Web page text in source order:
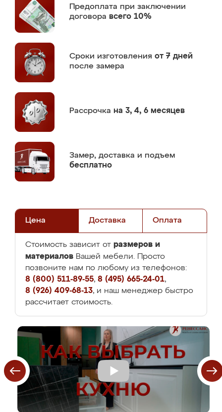
Предоплата при заключении
договора всего 10%
Сроки изготовления от 7 дней
после замера
Рассрочка на 3, 4, 6 месяцев
Замер, доставка и подъем
бесплатно
Цена Доставка Оплата
Стоимость зависит от размеров и
материалов Вашей мебели. Просто
позвоните нам по любому из телефонов:
8 (800) 511-89-55, 8 (495) 665-24-01,
8 (926) 409-68-13, и наш менеджер быстро
рассчитает стоимость.